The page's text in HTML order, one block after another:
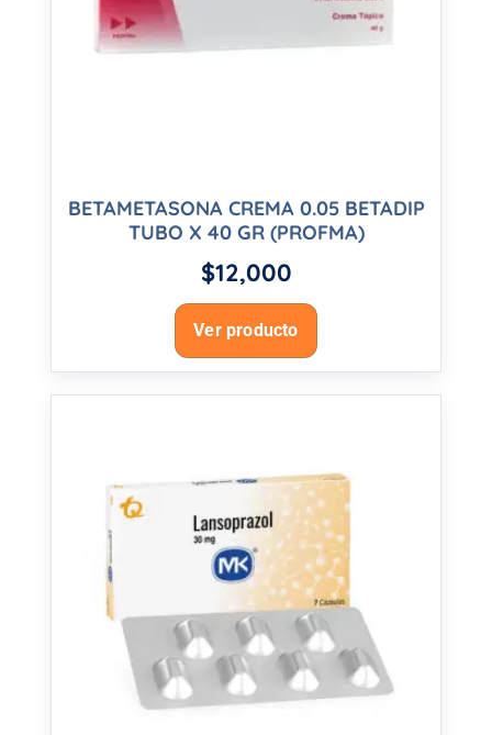
BETAMETASONA CREMA 0.05 BETADIP
TUBO X 40 GR (PROFMA)
$12,000
Ver producto